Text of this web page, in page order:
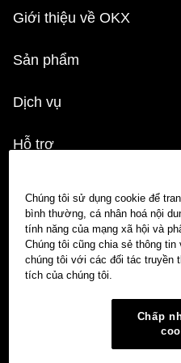
Giới thiệu về OKX
Sản phẩm
Dịch vụ
Hỗ trợ
Công cụ tính tiền mã hóa
Giao dịch
Chúng tôi sử dụng cookie để
bình thường, cá nhân hoá nội
tính năng của mạng xã hội và
Chúng tôi cũng chia sẻ thông
chúng tôi với các đối tác truyền
tích của chúng tôi.
Chấp